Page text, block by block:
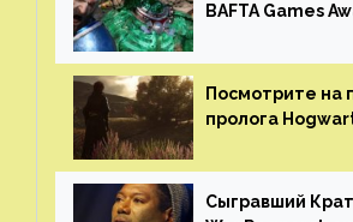
BAFTA Games
получила шесть
Посмотрите на
пролога
GamesVoice
результаты
Сыгравший